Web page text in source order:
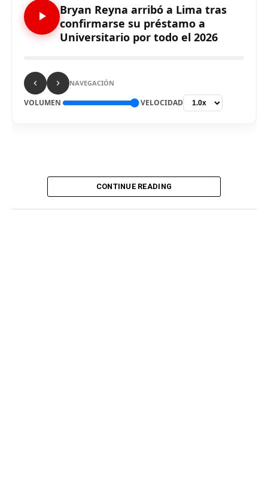
Comparte esto:
Bryan Reyna arribó a Lima tras
confirmarse su préstamo a
Universitario por todo el 2026
NAVEGACIÓN
VOLUMEN VELOCIDAD
CONTINUE READING